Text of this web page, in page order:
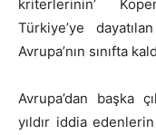
kriterlerinin’
Türkiye’ye
Avrupa’nın sınıfta
Avrupa’dan başka
yıldır iddia